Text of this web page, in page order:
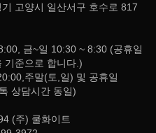
고양시 일산서구 호수로 817
금~일 10:30 ~ 8:30 (공휴일
기준으로 합니다.)
주말(토,일) 및 공휴일
상담시간 동일)
(주) 쿨화이트